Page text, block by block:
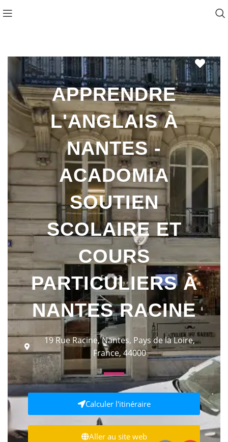
APPRENDRE
L'ANGLAIS À
NANTES -
ACADOMIA
SOUTIEN
SCOLAIRE ET
COURS
PARTICULIERS À
NANTES RACINE
19 Rue Racine, Nantes, Pays de la Loire,
France, 44000
Calculer l'itinéraire
Aller au site web